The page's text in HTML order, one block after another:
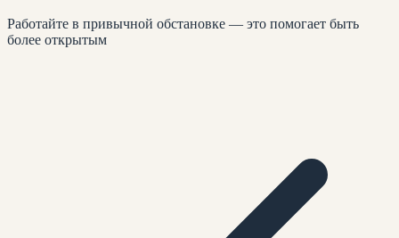
Работайте в привычной обстановке — это помогает быть
более открытым